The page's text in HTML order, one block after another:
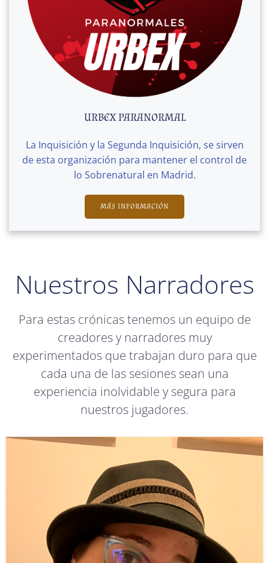
URBEX PARANORMAL
La Inquisición y la Segunda Inquisición, se sirven
de esta organización para mantener el control de
lo Sobrenatural en Madrid.
MÁS INFORMACIÓN
Nuestros Narradores
Para estas crónicas tenemos un equipo de
creadores y narradores muy
experimentados que trabajan duro para que
cada una de las sesiones sean una
experiencia inolvidable y segura para
nuestros jugadores.